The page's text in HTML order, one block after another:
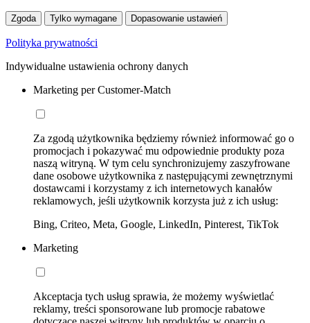
Zgoda Tylko wymagane Dopasowanie ustawień
Polityka prywatności
Indywidualne ustawienia ochrony danych
Marketing per Customer-Match
Za zgodą użytkownika będziemy również informować go o
promocjach i pokazywać mu odpowiednie produkty poza
naszą witryną. W tym celu synchronizujemy zaszyfrowane
dane osobowe użytkownika z następującymi zewnętrznymi
dostawcami i korzystamy z ich internetowych kanałów
reklamowych, jeśli użytkownik korzysta już z ich usług:
Bing, Criteo, Meta, Google, LinkedIn, Pinterest, TikTok
Marketing
Akceptacja tych usług sprawia, że możemy wyświetlać
reklamy, treści sponsorowane lub promocje rabatowe